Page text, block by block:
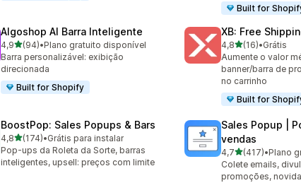
Built for
Algoshop AI Barra Inteligente
4,9de 5 estrelas
(94)
94 avaliações ao todo
•Plano gratuito disponível
Barra personalizável: exibição
direcionada
Built for Shopify
XB: Free
4,8de 5 estrelas
(16)
16 avaliações ao
•Grátis
Aumente o valor
banner/barra de
no carrinho
Built for
BoostPop: Sales Popups & Bars
4,8de 5 estrelas
(174)
174 avaliações ao todo
•Grátis para instalar
Pop-ups da Roleta da Sorte, barras
inteligentes, upsell: preços com limite
Sales Popup |
vendas
4,7de 5 estrelas
(417)
417 avaliações ao
•Plano
Colete emails,
promoções,